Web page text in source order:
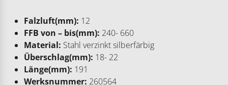
Falzluft(mm): 12
FFB von – bis(mm): 240- 660
Material: Stahl verzinkt silberfärbig
Überschlag(mm): 18- 22
Länge(mm): 191
Werksnummer: 260564